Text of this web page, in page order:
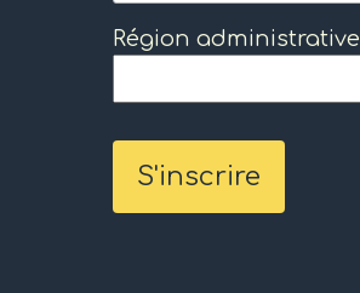
Région administrative